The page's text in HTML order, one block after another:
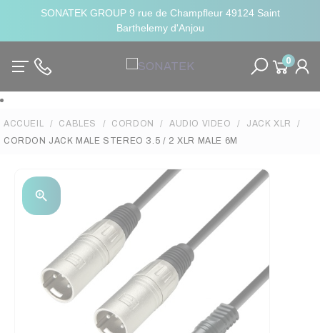
SONATEK GROUP 9 rue de Champfleur 49124 Saint
Barthelemy d'Anjou
0
ACCUEIL CABLES CORDON AUDIO VIDEO
JACK XLR
CORDON JACK MALE STEREO 3.5 / 2 XLR MALE 6M
zoom_in